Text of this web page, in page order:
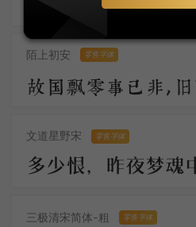
陌上初安 零售字体
文道星野宋 零售字体
三极清宋简体-粗 零售字体